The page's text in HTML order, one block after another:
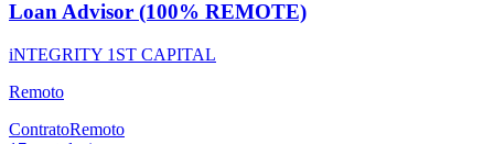
Loan Advisor (100% REMOTE)
iNTEGRITY 1ST CAPITAL
Remoto
ContratoRemoto